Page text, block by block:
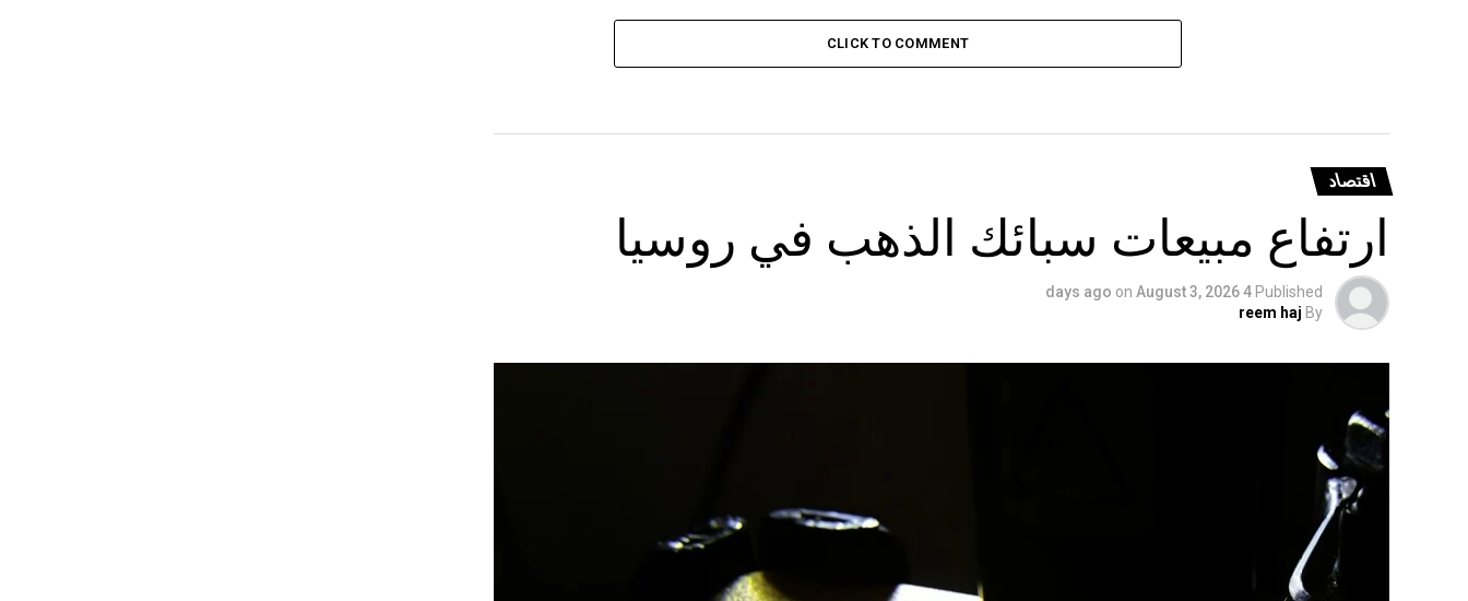
CLICK TO COMMENT
اقتصاد
ارتفاع مبيعات سبائك الذهب في روسيا
Published
4 days ago
on August 3, 2026
By
reem haj